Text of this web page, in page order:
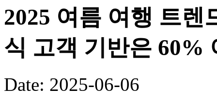
2025 여름 여행 트
식 고객 기반은 60%
Date: 2025-06-06